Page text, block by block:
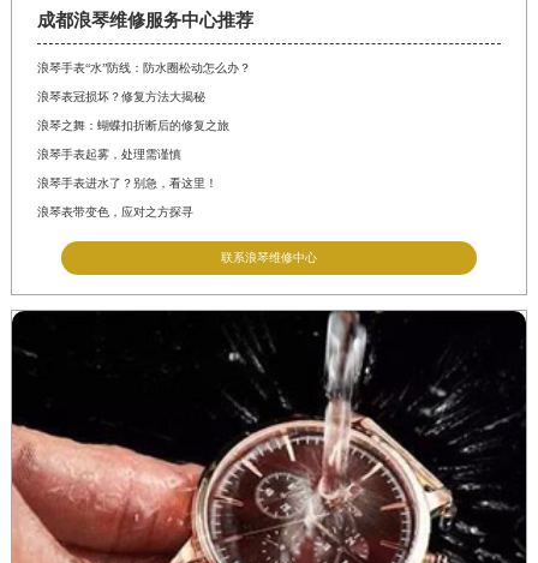
成都浪琴维修服务中心推荐
浪琴手表“水”防线：防水圈松动怎么办？
浪琴表冠损坏？修复方法大揭秘
浪琴之舞：蝴蝶扣折断后的修复之旅
浪琴手表起雾，处理需谨慎
浪琴手表进水了？别急，看这里！
浪琴表带变色，应对之方探寻
联系浪琴维修中心